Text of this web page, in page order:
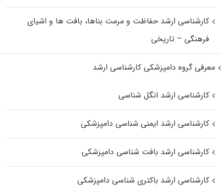
کارشناسی ارشد حفاظت و مرمت بناها، بافت‌ ها و اشیای
فرهنگی – تاریخی
معرفی گروه دامپزشکی کارشناسی ارشد
کارشناسی ارشد انگل شناسی
کارشناسی ارشد ایمنی‌ شناسی دامپزشکی
کارشناسی ارشد بافت‌ شناسی دامپزشکی
کارشناسی ارشد باکتری‌ شناسی دامپزشکی